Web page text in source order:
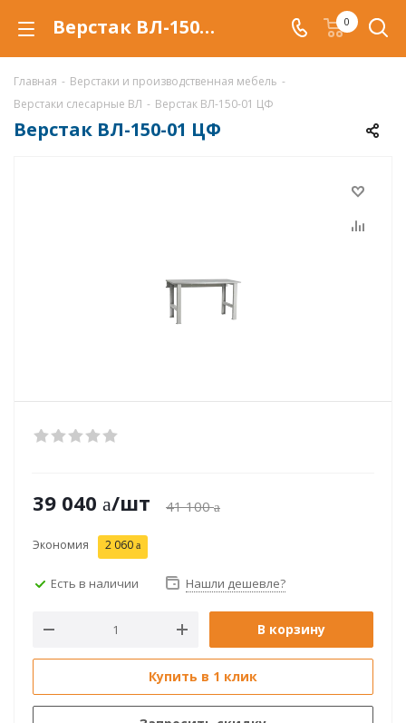
Верстак ВЛ-150-01 ЦФ купить по низкой цене в Уфе, металлический слесарный верстак ВЛ-150-01 ЦФ 0
Главная - Верстаки и производственная мебель -
Верстаки слесарные ВЛ - Верстак ВЛ-150-01 ЦФ
Верстак ВЛ-150-01 ЦФ
39 040 /шт 41 100
Экономия 2 060
Есть в наличии Нашли дешевле?
В корзину
Купить в 1 клик